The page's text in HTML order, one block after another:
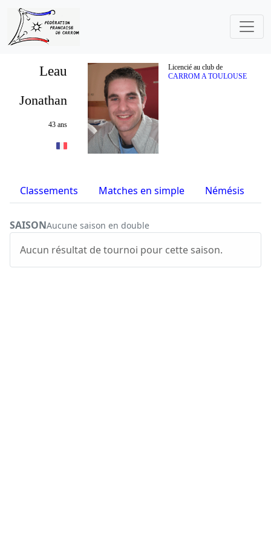
Leau
Licencié au club de
CARROM A TOULOUSE
Jonathan
43 ans
Classements Matches en simple Némésis
SAISONAucune saison en double
Aucun résultat de tournoi pour cette saison.